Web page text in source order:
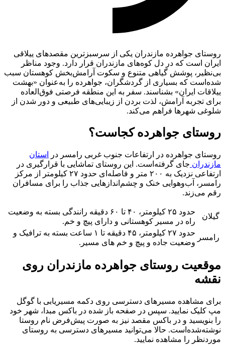
روستای جواهرده مازندران یکی از سرسبزترین مقصدهای ییلاقی
ایران است که در دل کوه‌های مازندران قرار دارد. وجود مناظر
بی‌نظیر، پوشش گیاهی متنوع و سکوت آرامش‌بخش کوهستان سبب
شده‌است که بسیاری از گردشگران، جواهرده را به‌عنوان «بهشت
ییلاقات ایران» بشناسند. سفر به این منطقه فرصتی فوق‌العاده
برای تجربه آرامش، لذت بردن از زیبایی‌های طبیعی و دور شدن از
شلوغی شهرها فراهم می‌کند.
روستای جواهرده کجاست؟
روستای جواهرده در ارتفاعات جنوب غربی رامسر در
استان
مازندران جای گرفته‌است. این روستای تماشایی با قرارگیری در
ارتفاعی نزدیک به ۲۰۰ متر و فاصله‌ای حدود ۲۷ کیلومتر از مرکز
رامسر، آب‌وهوایی خنک و چشم‌اندازهایی جذاب را برای مسافران
رقم می‌زند.
گیلان
حدود ۲۵ کیلومتر، ۴۰ تا ۶۰ دقیقه رانندگی بسته به وضعیت
راه در مسیر کوهستانی و دارای پیچ و خم.
رامسر
حدود ۲۷ کیلومتر، ۴۵ دقیقه تا ۱ ساعت بسته به ترافیک و
وضعیت جاده و پیچ و خم های مسیر.
موقعیت روستای جواهرده مازندران روی
نقشه
برای مشاهده مسیرهای دسترسی روی دکمه مسیریابی با گوگل
مپ کلیک نمایید. سپس در صفحه باز شده در باکس مبدا، شهر خود
را بنویسید و در باکس مقصد نیز به صورت پیش‌فرض نام روستا
نوشته‌شده‌است. حالا می‌توانید مسیرهای دسترسی به روستای
موردنظر را مشاهده نمایید.